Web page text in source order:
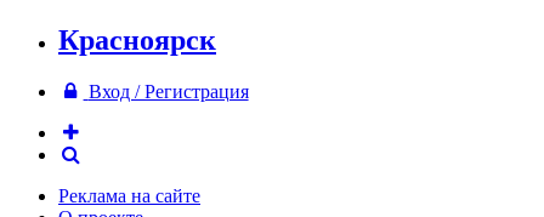
Красноярск
Вход / Регистрация
Реклама на сайте